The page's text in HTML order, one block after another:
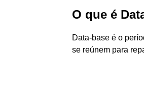
O que é
Data-base é o
se reúnem para